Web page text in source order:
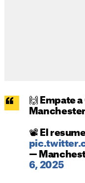
🙌 Empate
📽 El
—
6, 2025